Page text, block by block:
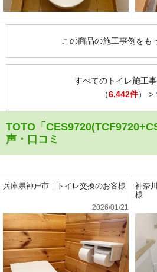
この商品の施工事例をも
すべてのトイレ施工
（6,442件）
TOTO「
声・口コミ
兵庫県神戸市｜トイレ交換のお客様
2026/01/21
神奈
様